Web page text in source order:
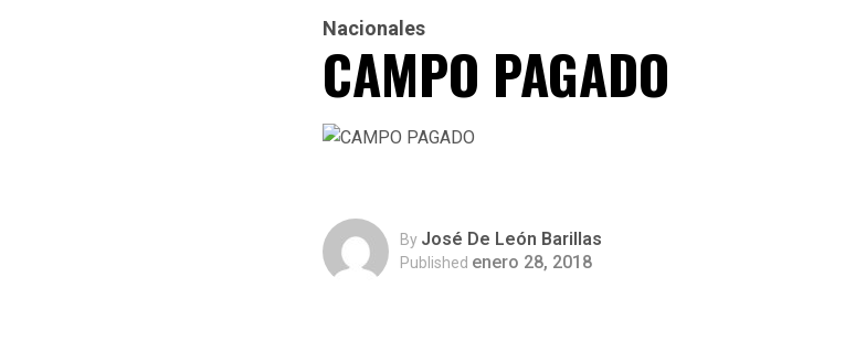
Nacionales
CAMPO PAGADO
By José De León Barillas
Published enero 28, 2018